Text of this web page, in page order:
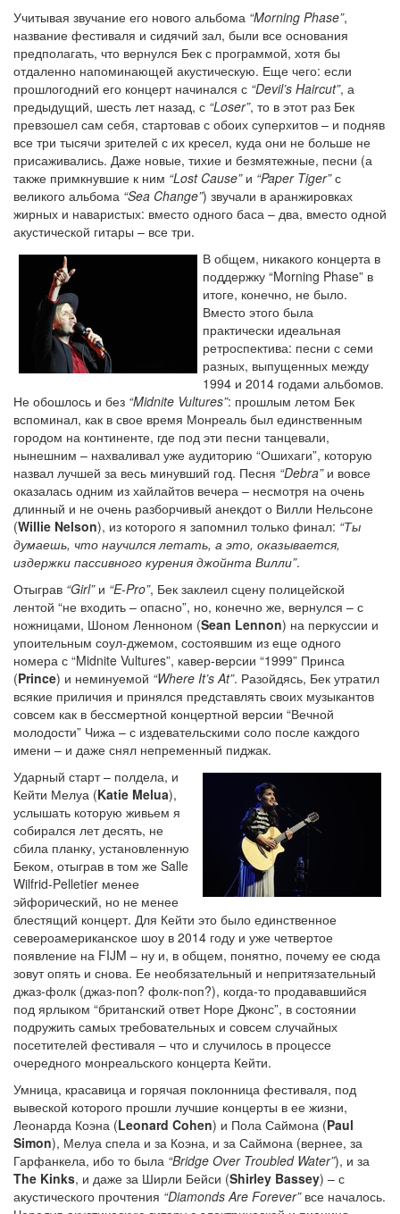
Учитывая звучание его нового альбома “Morning Phase”,
название фестиваля и сидячий зал, были все основания
предполагать, что вернулся Бек с программой, хотя бы
отдаленно напоминающей акустическую. Еще чего: если
прошлогодний его концерт начинался с “Devil’s Haircut”, а
предыдущий, шесть лет назад, с “Loser”, то в этот раз Бек
превзошел сам себя, стартовав с обоих суперхитов – и подняв
все три тысячи зрителей с их кресел, куда они не больше не
присаживались. Даже новые, тихие и безмятежные, песни (а
также примкнувшие к ним “Lost Cause”и “Paper Tiger”с
великого альбома “Sea Change”) звучали в аранжировках
жирных и наваристых: вместо одного баса – два, вместо одной
акустической гитары – все три.
В общем, никакого концерта в
поддержку “Morning Phase” в
итоге, конечно, не было.
Вместо этого была
практически идеальная
ретроспектива: песни с семи
разных, выпущенных между
1994 и 2014 годами альбомов.
Не обошлось и без “Midnite Vultures”: прошлым летом Бек
вспоминал, как в свое время Монреаль был единственным
городом на континенте, где под эти песни танцевали,
нынешним – нахваливал уже аудиторию “Ошихаги”, которую
назвал лучшей за весь минувший год. Песня “Debra”и вовсе
оказалась одним из хайлайтов вечера – несмотря на очень
длинный и не очень разборчивый анекдот о Вилли Нельсоне
(Willie Nelson), из которого я запомнил только финал: “Ты
думаешь, что научился летать, а это, оказывается,
издержки пассивного курения джойнта Вилли”.
Отыграв “Girl”и “E-Pro”, Бек заклеил сцену полицейской
лентой “не входить – опасно”, но, конечно же, вернулся – с
ножницами, Шоном Ленноном (Sean Lennon) на перкуссии и
упоительным соул-джемом, состоявшим из еще одного
номера с “Midnite Vultures”, кавер-версии “1999” Принса
(Prince) и неминуемой “Where It’s At”. Разойдясь, Бек утратил
всякие приличия и принялся представлять своих музыкантов
совсем как в бессмертной концертной версии “Вечной
молодости” Чижа – с издевательскими соло после каждого
имени – и даже снял непременный пиджак.
Ударный старт – полдела, и
Кейти Мелуа (Katie Melua),
услышать которую живьем я
собирался лет десять, не
сбила планку, установленную
Беком, отыграв в том же Salle
Wilfrid-Pelletier менее
эйфорический, но не менее
блестящий концерт. Для Кейти это было единственное
североамериканское шоу в 2014 году и уже четвертое
появление на FIJM – ну и, в общем, понятно, почему ее сюда
зовут опять и снова. Ее необязательный и непритязательный
джаз-фолк (джаз-поп? фолк-поп?), когда-то продававшийся
под ярлыком “британский ответ Норе Джонс”, в состоянии
подружить самых требовательных и совсем случайных
посетителей фестиваля – что и случилось в процессе
очередного монреальского концерта Кейти.
Умница, красавица и горячая поклонница фестиваля, под
вывеской которого прошли лучшие концерты в ее жизни,
Леонарда Коэна (Leonard Cohen) и Пола Саймона (Paul
Simon), Мелуа спела и за Коэна, и за Саймона (вернее, за
Гарфанкела, ибо то была “Bridge Over Troubled Water”), и за
The Kinks, и даже за Ширли Бейси (Shirley Bassey) – с
акустического прочтения “Diamonds Are Forever”все началось.